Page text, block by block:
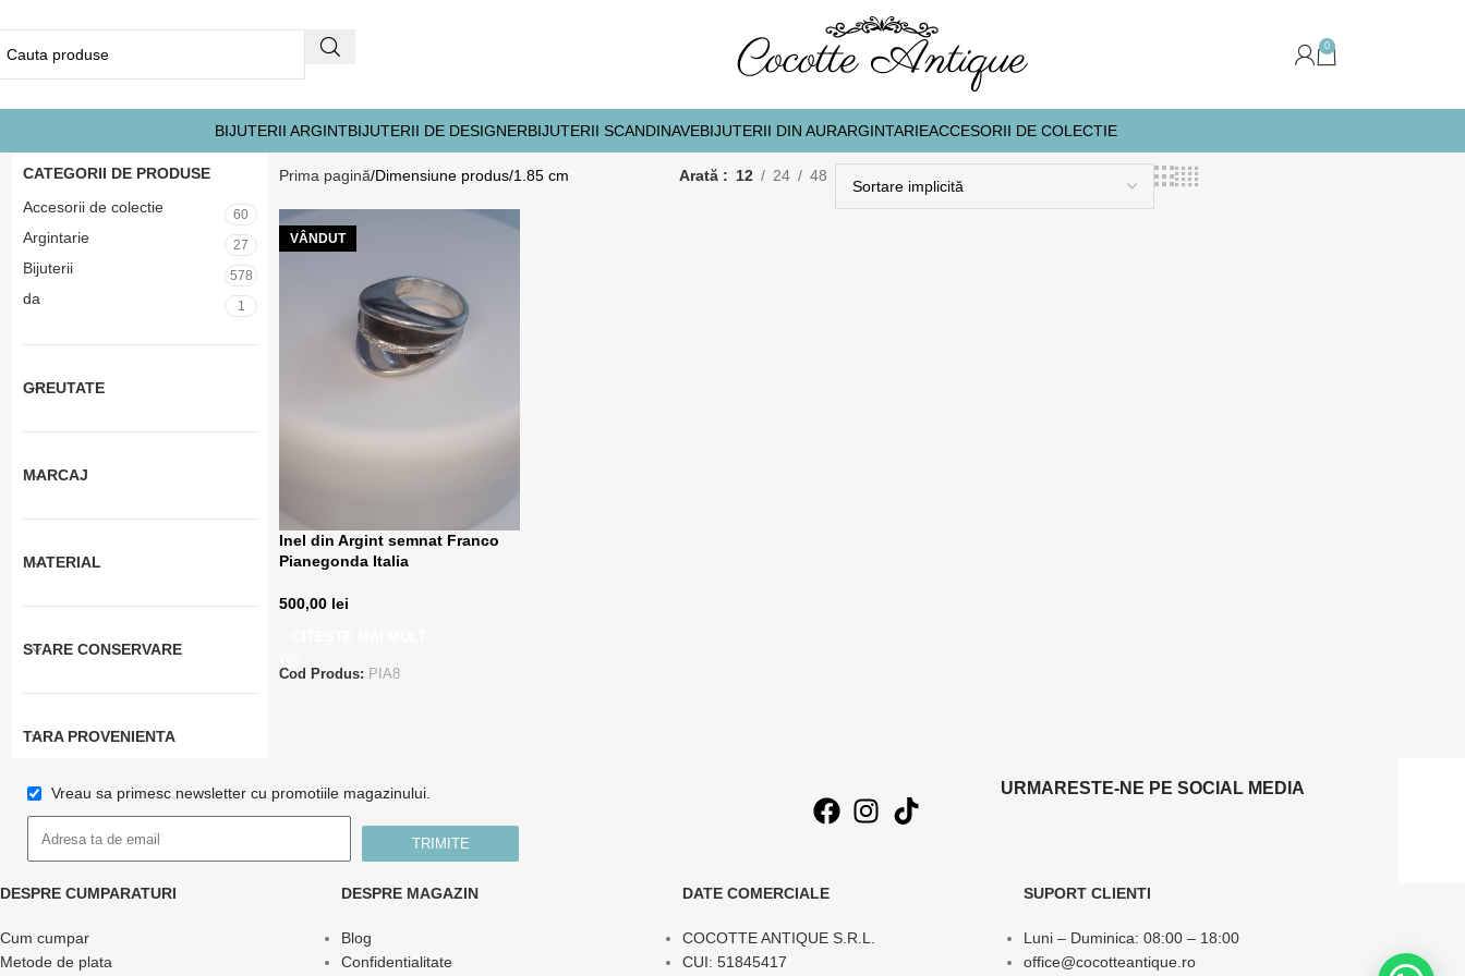
0
BIJUTERII ARGINTBIJUTERII DE DESIGNERBIJUTERII SCANDINAVEBIJUTERII DIN AURARGINTARIEACCESORII DE COLECTIE
CATEGORII DE PRODUSE
Accesorii de colectie
60
Argintarie 27
Bijuterii 578
da 1
GREUTATE
MARCAJ
MATERIAL
STARE CONSERVARE
TARA PROVENIENTA
Prima pagină Dimensiune produs 1.85 cm Arată 12 24 48
VÂNDUT
Inel din Argint semnat Franco
Pianegonda Italia
500,00 lei
Cod Produs: PIA8
Vreau sa primesc newsletter cu promotiile magazinului.
TRIMITE
URMARESTE-NE PE SOCIAL MEDIA
DESPRE CUMPARATURI
Cum cumpar
Metode de plata
DESPRE MAGAZIN
Blog
Confidentialitate
DATE COMERCIALE
COCOTTE ANTIQUE S.R.L.
CUI: 51845417
SUPORT CLIENTI
Luni – Duminica: 08:00 – 18:00
office@cocotteantique.ro